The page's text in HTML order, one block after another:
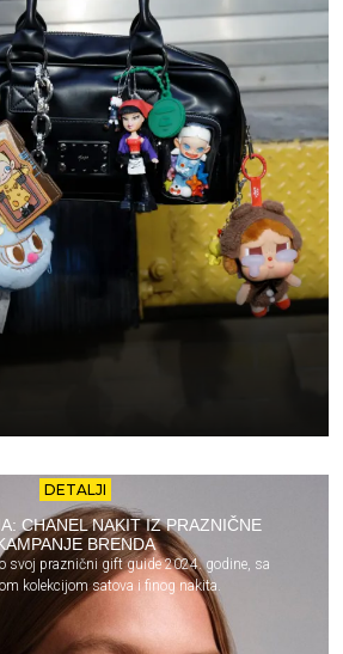
DETALJI
CHANEL NAKIT IZ PRAZNIČNE
BRENDA
svoj praznični gift guide 2024. godine, sa
kolekcijom satova i finog nakita.